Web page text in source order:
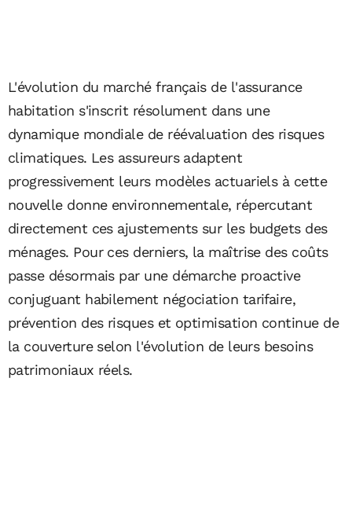
L'évolution du marché français de l'assurance
habitation s'inscrit résolument dans une
dynamique mondiale de réévaluation des risques
climatiques. Les assureurs adaptent
progressivement leurs modèles actuariels à cette
nouvelle donne environnementale, répercutant
directement ces ajustements sur les budgets des
ménages. Pour ces derniers, la maîtrise des coûts
passe désormais par une démarche proactive
conjuguant habilement négociation tarifaire,
prévention des risques et optimisation continue de
la couverture selon l'évolution de leurs besoins
patrimoniaux réels.